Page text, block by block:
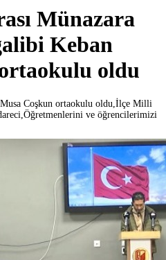
Münazara
Keban
oldu
Musa Coşkun ortaokulu oldu,İlçe Milli
ve öğrencilerimizi